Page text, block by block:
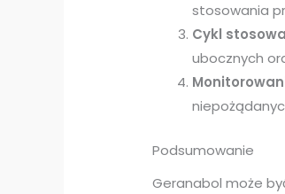
stosowania
Cykl
ubocznych
Podsumowanie
Geranabol może